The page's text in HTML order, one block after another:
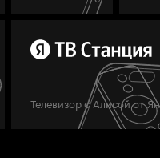
Телевизор с Алисой от